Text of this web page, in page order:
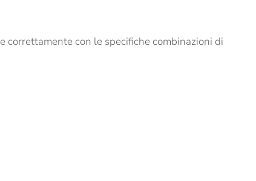
correttamente con le specifiche combinazioni di